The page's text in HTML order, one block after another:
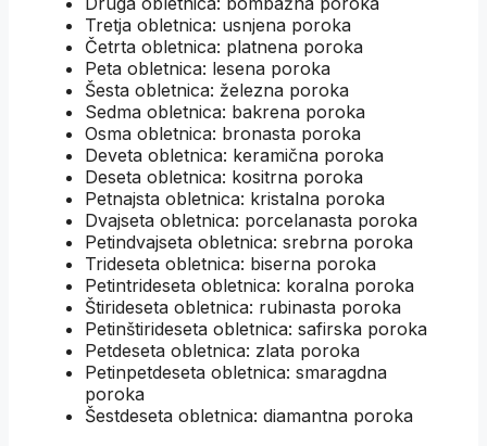
Tretja obletnica: usnjena poroka
Četrta obletnica: platnena poroka
Peta obletnica: lesena poroka
Šesta obletnica: železna poroka
Sedma obletnica: bakrena poroka
Osma obletnica: bronasta poroka
Deveta obletnica: keramična poroka
Deseta obletnica: kositrna poroka
Petnajsta obletnica: kristalna poroka
Dvajseta obletnica: porcelanasta poroka
Petindvajseta obletnica: srebrna poroka
Trideseta obletnica: biserna poroka
Petintrideseta obletnica: koralna poroka
Štirideseta obletnica: rubinasta poroka
Petinštirideseta obletnica: safirska poroka
Petdeseta obletnica: zlata poroka
Petinpetdeseta obletnica: smaragdna
poroka
Šestdeseta obletnica: diamantna poroka